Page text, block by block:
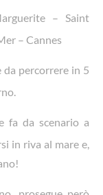
– Saint
– Cannes
percorrere in 5
fa da scenario a
in riva al mare e,